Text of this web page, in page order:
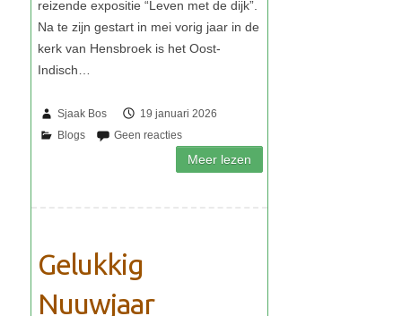
Sjaak Bos 19 januari 2026
Gelukkig
Nuuwjaar